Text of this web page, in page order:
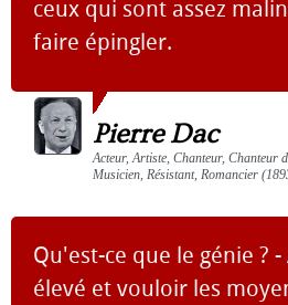
ceux qui sont assez
faire épingler.
Pierre Dac
Acteur, Artiste, Chanteur, Chanteur
Musicien, Résistant, Romancier
Qu'est-ce que le génie ?
élevé et vouloir les